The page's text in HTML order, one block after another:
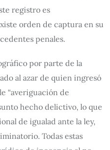
registro es
orden de captura en su
penales.
por parte de la
al azar de quien ingresó
“averiguación de
hecho delictivo, lo que
de igualad ante la ley,
Todas estas